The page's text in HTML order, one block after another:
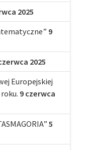
2025
9
2025
Europejskiej
9 czerwca
5